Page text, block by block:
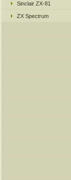
Sinclair ZX-81
ZX Spectrum